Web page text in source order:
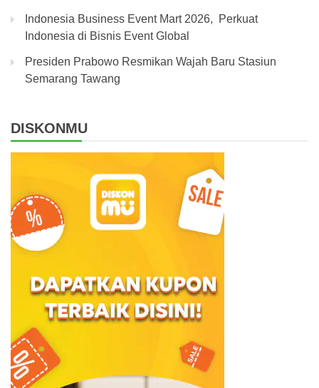
Indonesia Business Event Mart 2026, Perkuat
Indonesia di Bisnis Event Global
Presiden Prabowo Resmikan Wajah Baru Stasiun
Semarang Tawang
DISKONMU